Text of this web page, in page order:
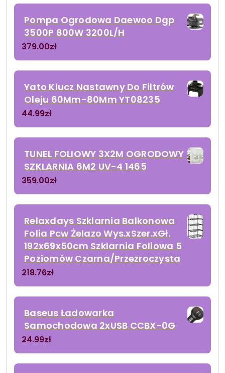
Pompa Ogrodowa Daewoo Dgp
3500P 800W 3200L/H
379.00zł
Yato Klucz Nastawny Do Filtrów
Oleju 60Mm-80Mm YT08235
44.99zł
TUNEL FOLIOWY 3X2M OGRODOWY
SZKLARNIA 6M2 UV-4 1465
359.00zł
Relaxdays Szklarnia Balkonowa
Folia Pcw Żelazo Wys.xSzer.xGł.
192x69x50cm Szklarnia Foliowa 5
Poziomów Czarna/Przezroczysta
218.76zł
Baseus Ładowarka
Samochodowa 2xUSB CCBX-0G
24.99zł